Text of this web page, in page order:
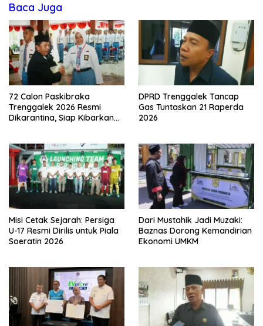
Baca Juga
72 Calon Paskibraka
Trenggalek 2026 Resmi
Dikarantina, Siap Kibarkan
DPRD Trenggalek Tancap
Gas Tuntaskan 21 Raperda
2026
Misi Cetak Sejarah: Persiga
U-17 Resmi Dirilis untuk Piala
Soeratin 2026
Dari Mustahik Jadi Muzaki:
Baznas Dorong Kemandirian
Ekonomi UMKM